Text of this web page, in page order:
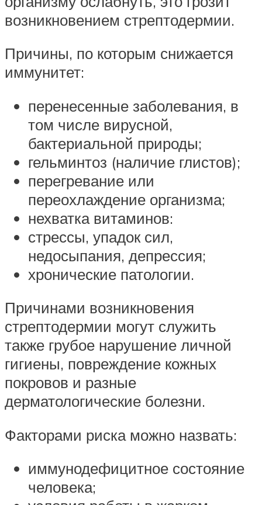
возникновением стрептодермии.
Причины, по которым снижается
иммунитет:
перенесенные заболевания, в
том числе вирусной,
бактериальной природы;
гельминтоз (наличие глистов);
перегревание или
переохлаждение организма;
нехватка витаминов:
стрессы, упадок сил,
недосыпания, депрессия;
хронические патологии.
Причинами возникновения
стрептодермии могут служить
также грубое нарушение личной
гигиены, повреждение кожных
покровов и разные
дерматологические болезни.
Факторами риска можно назвать:
иммунодефицитное состояние
человека;